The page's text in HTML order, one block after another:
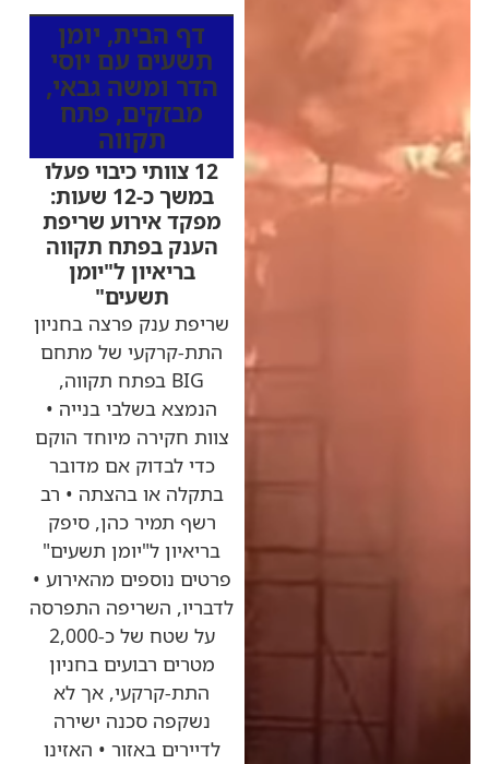
דף הבית, יומן
תשעים עם יוסי
הדר ומשה גבאי,
מבזקים, פתח
תקווה
12 צוותי כיבוי פעלו
במשך כ-12 שעות:
מפקד אירוע שריפת
הענק בפתח תקווה
בריאיון ל"יומן
תשעים"
שריפת ענק פרצה בחניון
התת-קרקעי של מתחם
BIG בפתח תקווה,
הנמצא בשלבי בנייה •
צוות חקירה מיוחד הוקם
כדי לבדוק אם מדובר
בתקלה או בהצתה • רב
רשף תמיר כהן, סיפק
בריאיון ל"יומן תשעים"
פרטים נוספים מהאירוע •
לדבריו, השריפה התפרסה
על שטח של כ-2,000
מטרים רבועים בחניון
התת-קרקעי, אך לא
נשקפה סכנה ישירה
לדיירים באזור • האזינו